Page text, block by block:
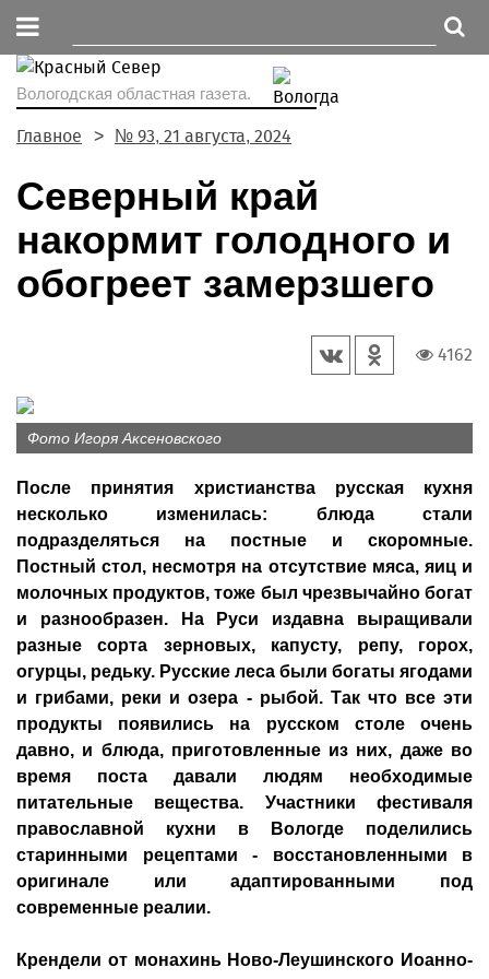
Вологодская областная газета.
Главное № 93, 21 августа, 2024
Северный край
накормит голодного и
обогреет замерзшего
4162
Фото Игоря Аксеновского
После принятия христианства русская кухня
несколько изменилась: блюда стали
подразделяться на постные и скоромные.
Постный стол, несмотря на отсутствие мяса, яиц и
молочных продуктов, тоже был чрезвычайно богат
и разнообразен. На Руси издавна выращивали
разные сорта зерновых, капусту, репу, горох,
огурцы, редьку. Русские леса были богаты ягодами
и грибами, реки и озера - рыбой. Так что все эти
продукты появились на русском столе очень
давно, и блюда, приготовленные из них, даже во
время поста давали людям необходимые
питательные вещества. Участники фестиваля
православной кухни в Вологде поделились
старинными рецептами - восстановленными в
оригинале или адаптированными под
современные реалии.
Крендели от монахинь Ново-Леушинского Иоанно-